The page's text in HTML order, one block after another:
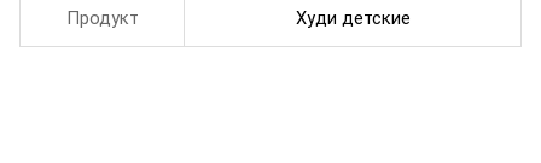
Продукт Худи детские